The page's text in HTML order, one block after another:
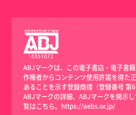
ABJマークは、この電子書店・電子書
作権者からコンテンツ使用許諾を得た
あることを示す登録商標（登録番号 第
ABJマークの詳細、ABJマークを掲示
覧はこちら。 https://aebs.or.jp/